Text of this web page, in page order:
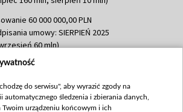
60 000 000,00 PLN
umowy: SIERPIEŃ 2025
60 mln)
635 783 051,21 PLN
100 mln, październik 350
265 mln)
do serwisu", aby wyrazić zgody na
automatycznego śledzenia i zbierania danych,
urządzeniu końcowym i ich